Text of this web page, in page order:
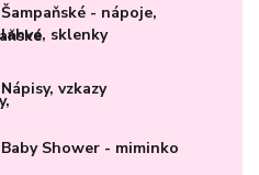
Šampaňské - nápoje,
lahve, sklenky
Nápisy, vzkazy
Baby Shower - miminko